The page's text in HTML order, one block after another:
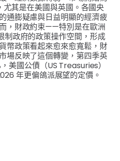
其是在美國與英國。各國央
通膨疑慮與日益明顯的經濟疲
，財政約束——特別是在歐洲
政府的政策操作空間，形成
幣政策看起來愈來愈寬鬆，財
場反映了這個轉變，第四季英
美國公債（US Treasuries）
年更偏鴿派展望的定價。